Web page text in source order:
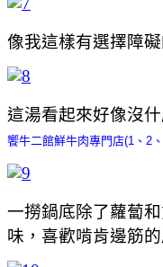
像我這樣有選擇障
這湯看起來好像沒
饗牛二館鮮牛肉專門店(1、2
一撈鍋底除了蘿蔔
味，喜歡啃肯邊筋